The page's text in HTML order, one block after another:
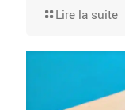
Lire la suite